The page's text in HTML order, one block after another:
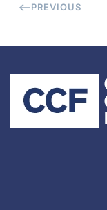
PREVIOUS